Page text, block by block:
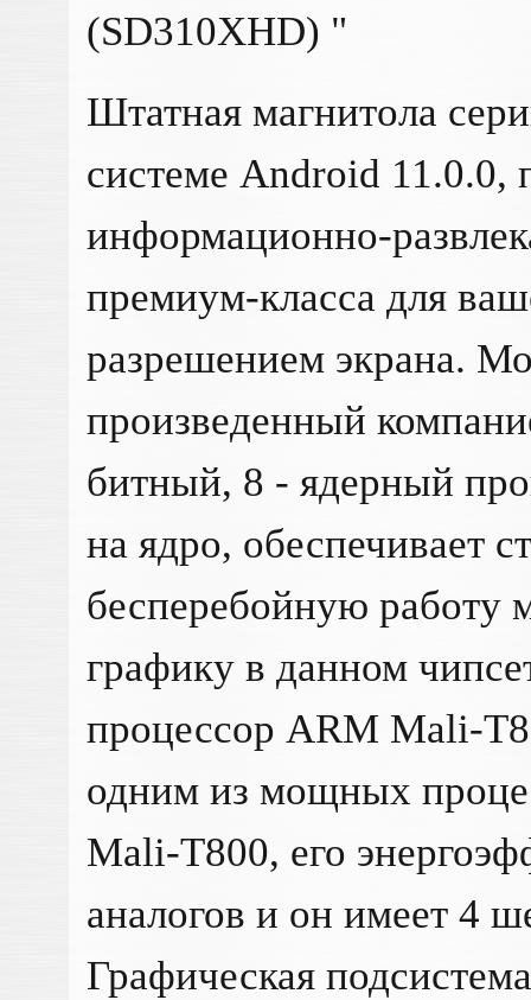
(SD310XHD) "
Штатная магнитола
системе Android 11.0.0,
информационно-
премиум-класса для
разрешением экрана.
произведенный
битный, 8 - ядерный
на ядро, обеспечивает
бесперебойную работу
графику в данном
процессор ARM Mali-
одним из мощных
Mali-T800, его
аналогов и он имеет 4
Графическая